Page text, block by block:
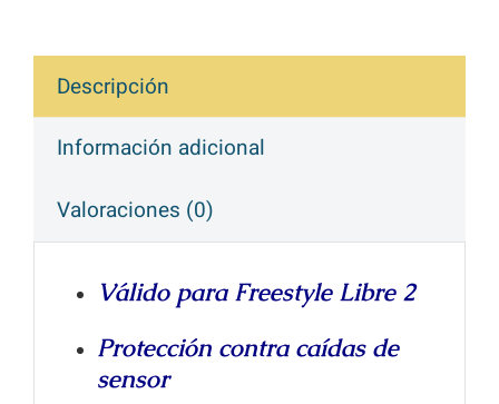
Descripción
Información adicional
Valoraciones (0)
Válido para Freestyle Libre 2
Protección contra caídas de
sensor